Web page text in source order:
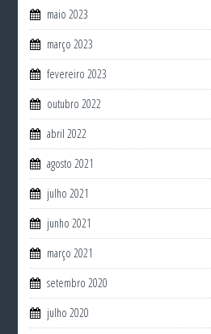
maio 2023
março 2023
fevereiro 2023
outubro 2022
abril 2022
agosto 2021
julho 2021
junho 2021
março 2021
setembro 2020
julho 2020